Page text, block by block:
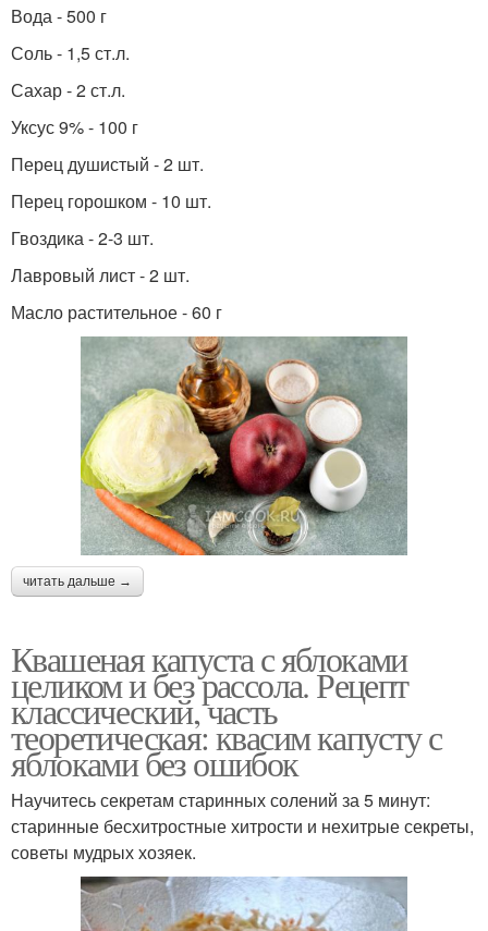
Вода - 500 г
Соль - 1,5 ст.л.
Сахар - 2 ст.л.
Уксус 9% - 100 г
Перец душистый - 2 шт.
Перец горошком - 10 шт.
Гвоздика - 2-3 шт.
Лавровый лист - 2 шт.
Масло растительное - 60 г
читать дальше →
Квашеная капуста с яблоками
целиком и без рассола. Рецепт
классический, часть
теоретическая: квасим капусту с
яблоками без ошибок
Научитесь секретам старинных солений за 5 минут:
старинные бесхитростные хитрости и нехитрые секреты,
советы мудрых хозяек.